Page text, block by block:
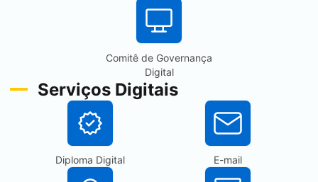
Comitê de Governança
Digital
Serviços Digitais
Diploma Digital E-mail